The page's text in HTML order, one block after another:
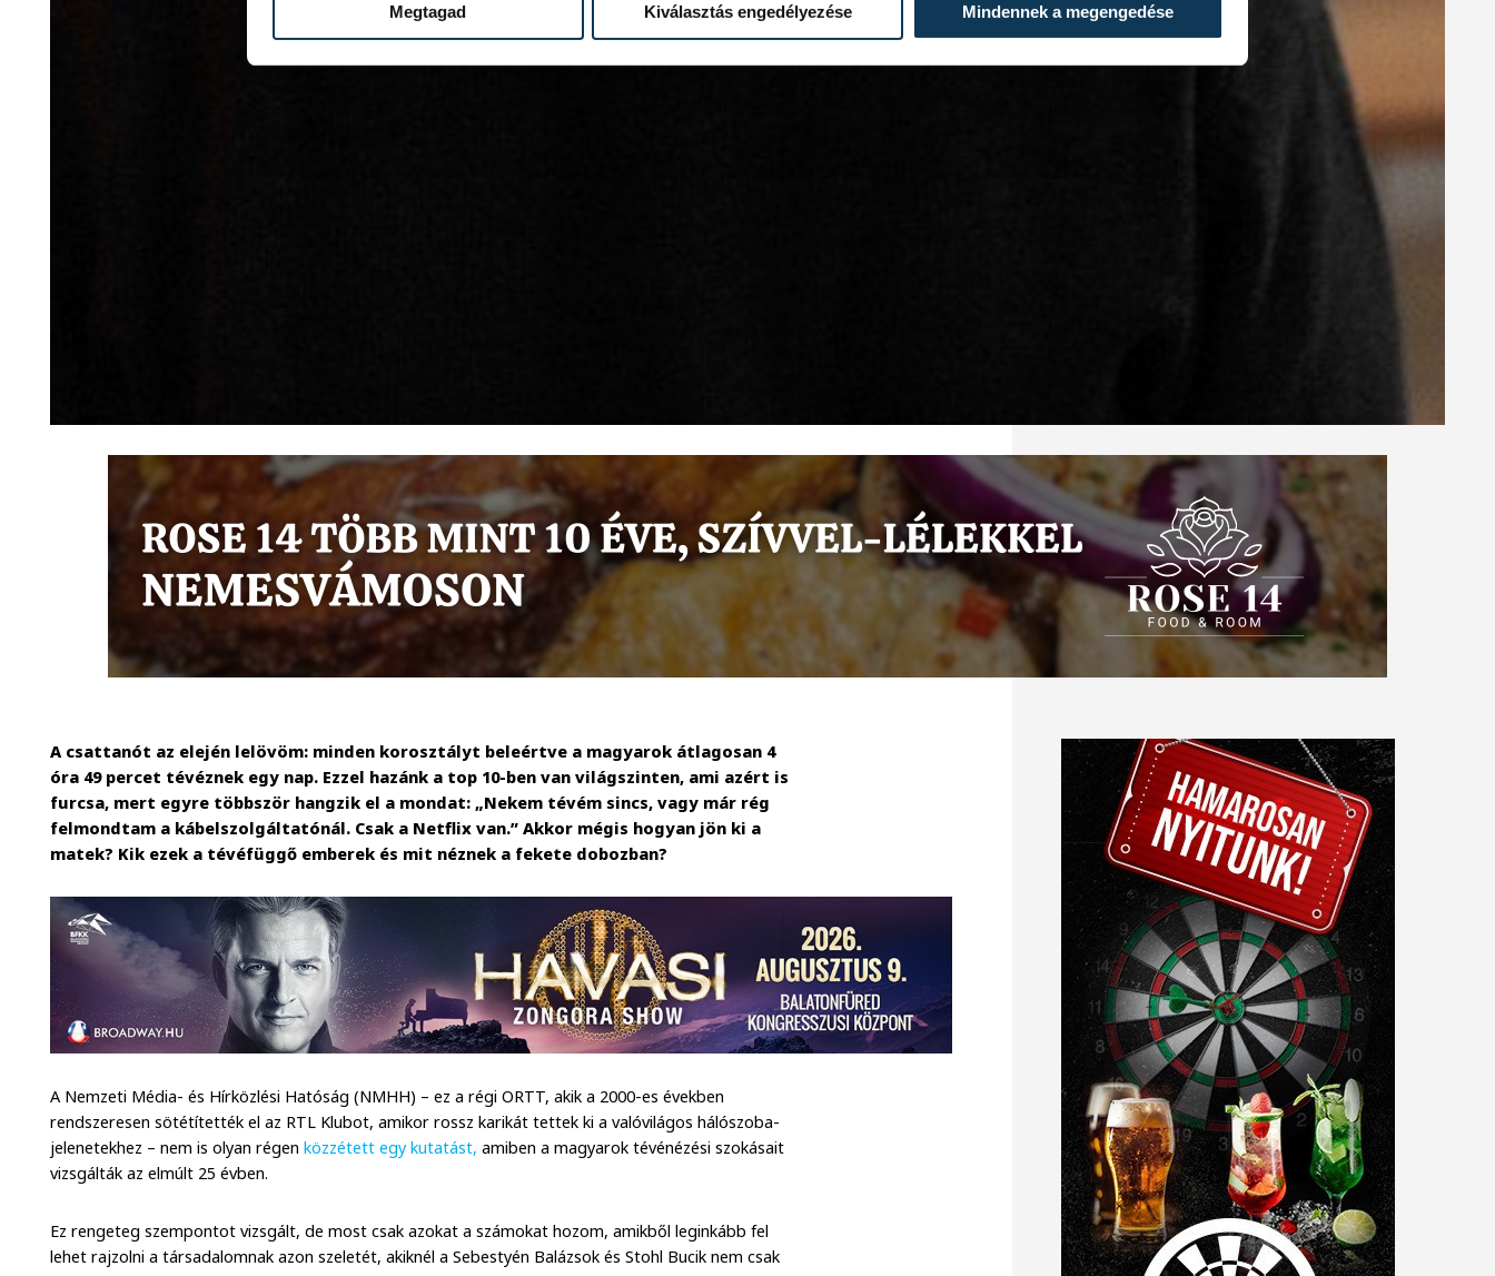
Megtagad Kiválasztás engedélyezése Mindennek a megengedése
A csattanót az elején lelövöm: minden korosztályt beleértve a magyarok átlagosan 4
óra 49 percet tévéznek egy nap. Ezzel hazánk a top 10-ben van világszinten, ami azért is
furcsa, mert egyre többször hangzik el a mondat: „Nekem tévém sincs, vagy már rég
felmondtam a kábelszolgáltatónál. Csak a Netflix van.” Akkor mégis hogyan jön ki a
matek? Kik ezek a tévéfüggő emberek és mit néznek a fekete dobozban?
A Nemzeti Média- és Hírközlési Hatóság (NMHH) – ez a régi ORTT, akik a 2000-es években
rendszeresen sötétítették el az RTL Klubot, amikor rossz karikát tettek ki a valóvilágos hálószoba-
jelenetekhez – nem is olyan régenközzétett egy kutatást, amiben a magyarok tévénézési szokásait
vizsgálták az elmúlt 25 évben.
Ez rengeteg szempontot vizsgált, de most csak azokat a számokat hozom, amikből leginkább fel
lehet rajzolni a társadalomnak azon szeletét, akiknél a Sebestyén Balázsok és Stohl Bucik nem csak